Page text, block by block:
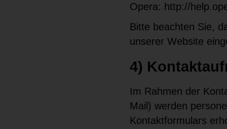
Opera: http://
Bitte beachten Sie,
unserer Website
4)
Im Rahmen der
Mail) werden
Kontaktformulars